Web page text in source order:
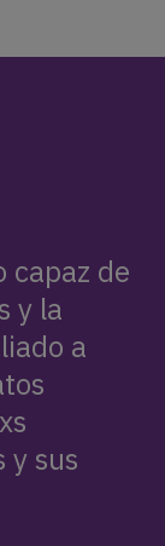
capaz de
y la
a
y sus